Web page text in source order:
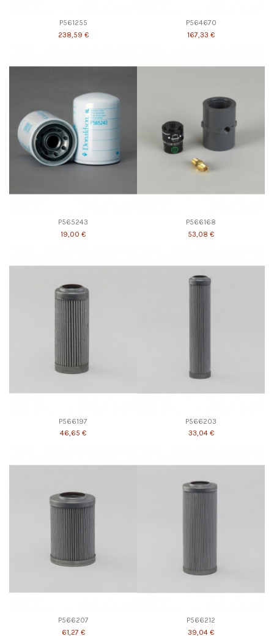
P561255
238,59 €
P564670
167,33 €
P565243
19,00 €
P566168
53,08 €
P566197
46,65 €
P566203
33,04 €
P566207
61,27 €
P566212
39,04 €